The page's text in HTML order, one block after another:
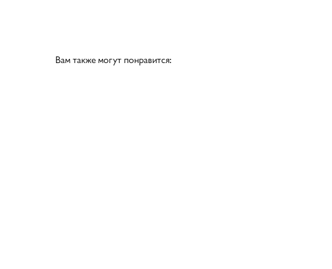
Вам также могут понравится: